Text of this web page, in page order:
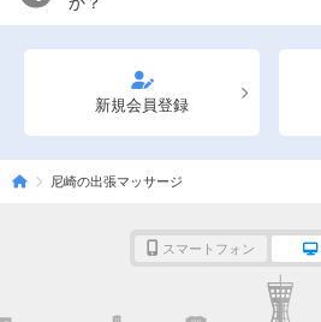
新規会員登録
尼崎の出張マッサージ
スマートフォン